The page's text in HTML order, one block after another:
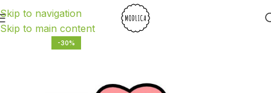
Skip to navigation
Skip to main content
-30%